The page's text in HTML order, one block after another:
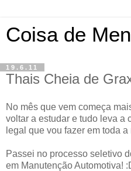
Coisa de
19.6.11
Thais Cheia de
No mês que vem começa
voltar a estudar e tudo leva a
legal que vou fazer em toda
Passei no processo seletivo
em Manutenção Automotiva!